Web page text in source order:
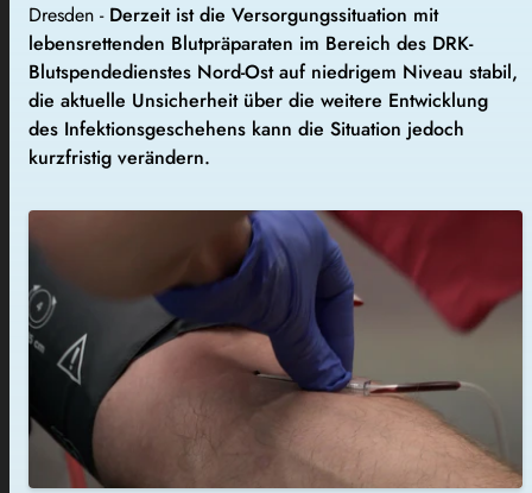
Dresden - Derzeit ist die Versorgungssituation mit
lebensrettenden Blutpräparaten im Bereich des DRK-
Blutspendedienstes Nord-Ost auf niedrigem Niveau stabil,
die aktuelle Unsicherheit über die weitere Entwicklung
des Infektionsgeschehens kann die Situation jedoch
kurzfristig verändern.